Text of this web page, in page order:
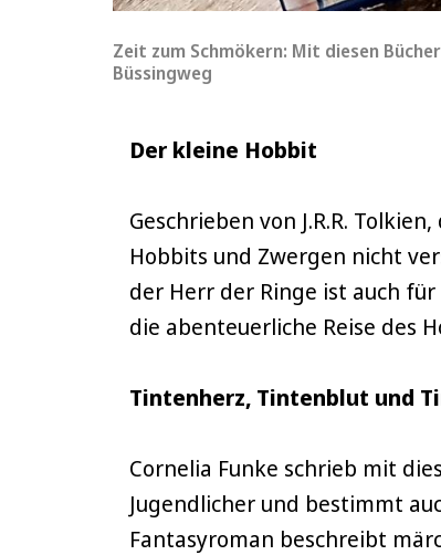
Zeit zum Schmökern: Mit diesen
Büssingweg
Der kleine Hobbit
Geschrieben von J.R.R.
Hobbits und Zwergen nicht
der Herr der Ringe ist auch
die abenteuerliche Reise des
Tintenherz, Tintenblut und
Cornelia Funke schrieb mit
Jugendlicher und bestimmt
Fantasyroman beschreibt